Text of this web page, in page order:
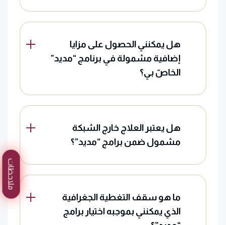
هل يمكنني الحصول على مزايا
إضافية مشمولة في برنامج “مديد”
الخاصّ بي؟
هل يعتبر العلاج خارج الشبكة
مشمول ضمن برامج “مديد”؟
ما هو سقف التغطية الجغرافية
الذي يمكنني بموجبه اختيار برامج
ملاحظات